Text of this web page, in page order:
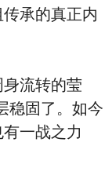
承的真正内
流转的莹
稳固了。如今
一战之力